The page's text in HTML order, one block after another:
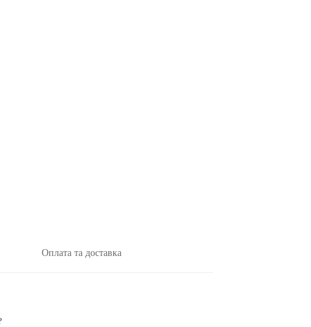
Оплата та доставка